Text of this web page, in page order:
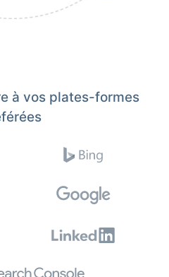
à vos plates-formes